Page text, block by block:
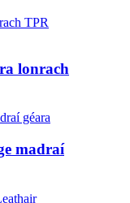
lonrach
madraí